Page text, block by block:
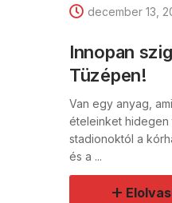
december 13,
Innopan
Tüzépen!
Van egy anyag,
ételeinket hidegen
stadionoktól a
és a ...